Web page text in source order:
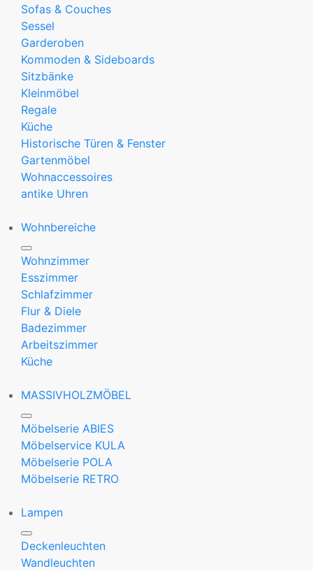
Sofas & Couches
Sessel
Garderoben
Kommoden & Sideboards
Sitzbänke
Kleinmöbel
Regale
Küche
Historische Türen & Fenster
Gartenmöbel
Wohnaccessoires
antike Uhren
Wohnbereiche
Wohnzimmer
Esszimmer
Schlafzimmer
Flur & Diele
Badezimmer
Arbeitszimmer
Küche
MASSIVHOLZMÖBEL
Möbelserie ABIES
Möbelservice KULA
Möbelserie POLA
Möbelserie RETRO
Lampen
Deckenleuchten
Wandleuchten